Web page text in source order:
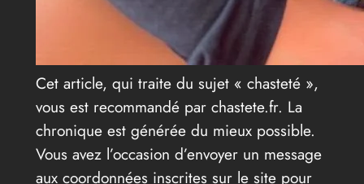
Cet article, qui traite du sujet « chasteté »,
vous est recommandé par chastete.fr. La
chronique est générée du mieux possible.
Vous avez l’occasion d’envoyer un message
aux coordonnées inscrites sur le site pour